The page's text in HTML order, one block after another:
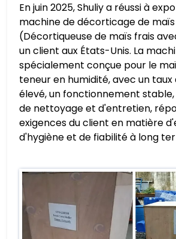
En juin 2025, Shuliy a réussi à
machine de décorticage de
(Décortiqueuse de maïs frais
un client aux États-Unis. La
spécialement conçue pour le
teneur en humidité, avec un
élevé, un fonctionnement
de nettoyage et d'entretien,
exigences du client en matière
d'hygiène et de fiabilité à long